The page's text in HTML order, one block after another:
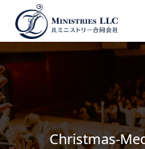
Christmas-